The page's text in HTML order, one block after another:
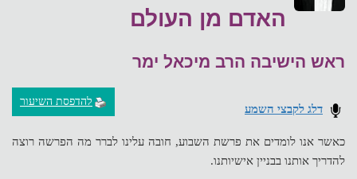
האדם מן העולם
ראש הישיבה הרב מיכאל ימר
להדפסת השיעור
דלג לקבצי השמע
כאשר אנו לומדים את פרשת השבוע, חובה עלינו לברר מה הפרשה רוצה
להדריך אותנו בבניין אישיותנו.